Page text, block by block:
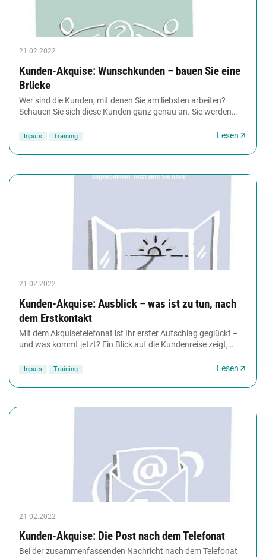
21.02.2022
Kunden-Akquise: Wunschkunden – bauen Sie eine
Brücke
Wer sind die Kunden, mit denen Sie am liebsten arbeiten?
Schauen Sie sich diese Kunden ganz genau an. Sie werden
Inputs Training Lesen
21.02.2022
Kunden-Akquise: Ausblick – was ist zu tun, nach
dem Erstkontakt
Mit dem Akquisetelefonat ist Ihr erster Aufschlag geglückt –
und was kommt jetzt? Ein Blick auf die Kundenreise zeigt,
Inputs Training Lesen
21.02.2022
Kunden-Akquise: Die Post nach dem Telefonat
Bei der zusammenfassenden Nachricht nach dem Telefonat